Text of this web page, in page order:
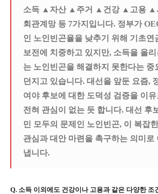
소득 ▲자산 ▲주거 ▲건강 ▲고용 ▲
회관계망 등 7가지입니다. 정부가
인 노인빈곤율을 낮추기 위해 기초연
보전에 치중하고 있지만, 소득을 올
는 노인빈곤을 해결하지 못한다는 중
던지고 있습니다. 대선을 앞둔 요즘,
여야 후보에 대한 도덕성 검증을 이
전혀 관심이 없는 듯 합니다. 대선 후
민 모두의 문제인 노인빈곤, 이 복잡
관심과 대안 마련을 촉구하는 의미로
냅니다.
Q. 소득 이외에도 건강이나 고용과 같은 다양한 조